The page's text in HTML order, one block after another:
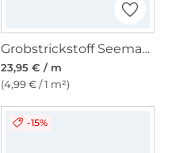
Grobstrickstoff Seemannsstrick, stein
23,95 € / m
(4,99 € / 1 m²)
-15%